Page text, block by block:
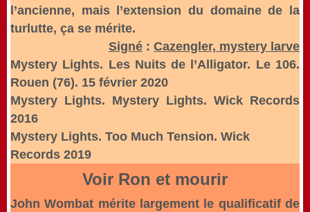
l’ancienne, mais l’extension du domaine de la
turlutte, ça se mérite.
Signé : Cazengler, mystery larve
Mystery Lights. Les Nuits de l’Alligator. Le 106.
Rouen (76). 15 février 2020
Mystery Lights. Mystery Lights. Wick Records
2016
Mystery Lights. Too Much Tension. Wick
Records 2019
Voir Ron et mourir
John Wombat mérite largement le qualificatif de